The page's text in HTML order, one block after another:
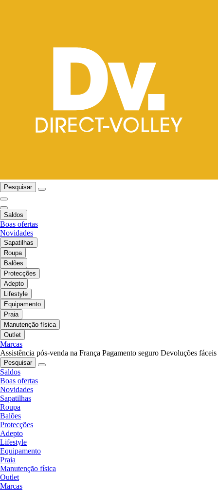
Pesquisar
Saldos
Boas ofertas
Novidades
Sapatilhas
Roupa
Balões
Protecções
Adepto
Lifestyle
Equipamento
Praia
Manutenção física
Outlet
Marcas
Assistência pós-venda na França Pagamento seguro Devoluções fáceis
Pesquisar
Saldos
Boas ofertas
Novidades
Sapatilhas
Roupa
Balões
Protecções
Adepto
Lifestyle
Equipamento
Praia
Manutenção física
Outlet
Marcas